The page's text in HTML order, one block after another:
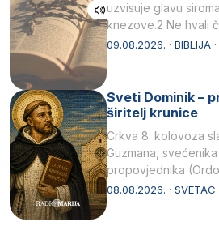
uzvisuje glavu
knezove.2 Ne hvali
njegovui…
09.08.2026. · BIBLIJA ·
Sveti Dominik –
širitelj krunice
Crkva 8. kolovoza
Guzmana,
propovjednika
Svojim životom,
08.08.2026. · SVETAC